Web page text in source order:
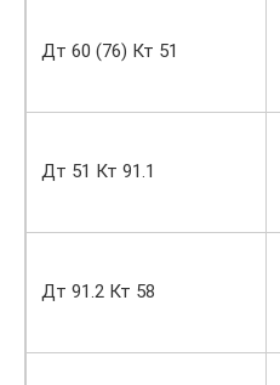
Дт 60 (76) Кт 51
Дт 51 Кт 91.1
Дт 91.2 Кт 58